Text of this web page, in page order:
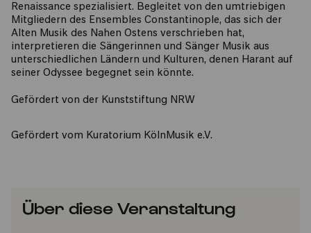
Renaissance spezialisiert. Begleitet von den umtriebigen
Mitgliedern des Ensembles Constantinople, das sich der
Alten Musik des Nahen Ostens verschrieben hat,
interpretieren die Sängerinnen und Sänger Musik aus
unterschiedlichen Ländern und Kulturen, denen Harant auf
seiner Odyssee begegnet sein könnte.
​Gefördert von der Kunststiftung NRW
Gefördert vom Kuratorium KölnMusik e.V.
Über diese Veranstaltung